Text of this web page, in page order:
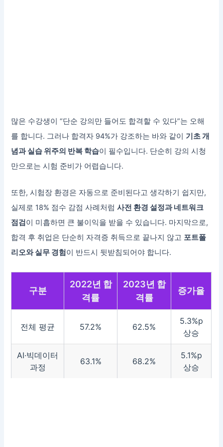
많은 수강생이 “단순 강의만 들어도 합격할 수 있다”는 오해
를 합니다. 그러나 합격자 94%가 강조하는 바와 같이 기초 개
념과 실습 위주의 반복 학습이 필수입니다. 단순히 강의 시청
만으로는 시험 준비가 어렵습니다.
또한, 시험장 환경은 자동으로 준비된다고 생각하기 쉽지만,
실제로 18% 점수 감점 사례처럼사전 환경 설정과 네트워크
점검 이 미흡하면 큰 불이익을 받을 수 있습니다. 마지막으로,
합격 후 취업은 단순히 자격증 취득으로 끝나지 않고 포트폴
리오와 실무 경험이 반드시 뒷받침되어야 합니다.
구분
2022년 합
격률
2023년 합
격률
증가율
전체 평균 57.2% 62.5%
5.3%p
상승
AI·빅데이터
과정
63.1% 68.2%
5.1%p
상승